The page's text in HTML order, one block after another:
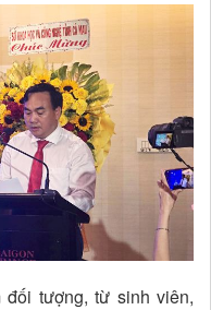
tượng, từ sinh viên,